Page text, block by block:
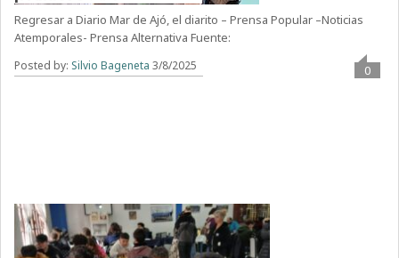
Regresar a Diario Mar de Ajó, el diarito – Prensa Popular –Noticias
Atemporales- Prensa Alternativa Fuente:
Posted by: Silvio Bageneta 3/8/2025 0